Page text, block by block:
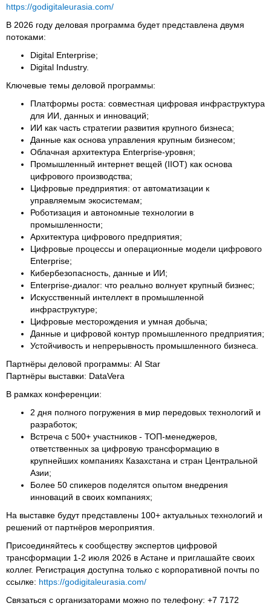
https://godigitaleurasia.com/
В 2026 году деловая программа будет представлена двумя
потоками:
Digital Enterprise;
Digital Industry.
Ключевые темы деловой программы:
Платформы роста: совместная цифровая инфраструктура
для ИИ, данных и инноваций;
ИИ как часть стратегии развития крупного бизнеса;
Данные как основа управления крупным бизнесом;
Облачная архитектура Enterprise-уровня;
Промышленный интернет вещей (IIOT) как основа
цифрового производства;
Цифровые предприятия: от автоматизации к
управляемым экосистемам;
Роботизация и автономные технологии в
промышленности;
Архитектура цифрового предприятия;
Цифровые процессы и операционные модели цифрового
Enterprise;
Кибербезопасность, данные и ИИ;
Enterprise-диалог: что реально волнует крупный бизнес;
Искусственный интеллект в промышленной
инфраструктуре;
Цифровые месторождения и умная добыча;
Данные и цифровой контур промышленного предприятия;
Устойчивость и непрерывность промышленного бизнеса.
Партнёры деловой программы: AI Star
Партнёры выставки: DataVera
В рамках конференции:
2 дня полного погружения в мир передовых технологий и
разработок;
Встреча с 500+ участников - ТОП-менеджеров,
ответственных за цифровую трансформацию в
крупнейших компаниях Казахстана и стран Центральной
Азии;
Более 50 спикеров поделятся опытом внедрения
инноваций в своих компаниях;
На выставке будут представлены 100+ актуальных технологий и
решений от партнёров мероприятия.
Присоединяйтесь к сообществу экспертов цифровой
трансформации 1-2 июля 2026 в Астане и приглашайте своих
коллег. Регистрация доступна только с корпоративной почты по
ссылке: https://godigitaleurasia.com/
Связаться с организаторами можно по телефону: +7 7172